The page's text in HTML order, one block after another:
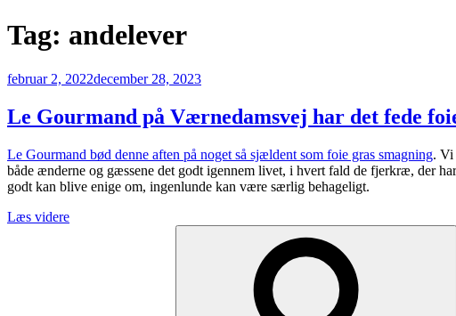
Tag: andelever
Udgivet
februar 2, 2022december 28, 2023
Le Gourmand på Værnedamsvej har det fede
Le Gourmand bød denne aften på noget så sjældent som foie gras smagning. Vi
både ænderne og gæssene det godt igennem livet, i hvert fald de fjerkræ, der
godt kan blive enige om, ingenlunde kan være særlig behageligt.
Læs videre“Le